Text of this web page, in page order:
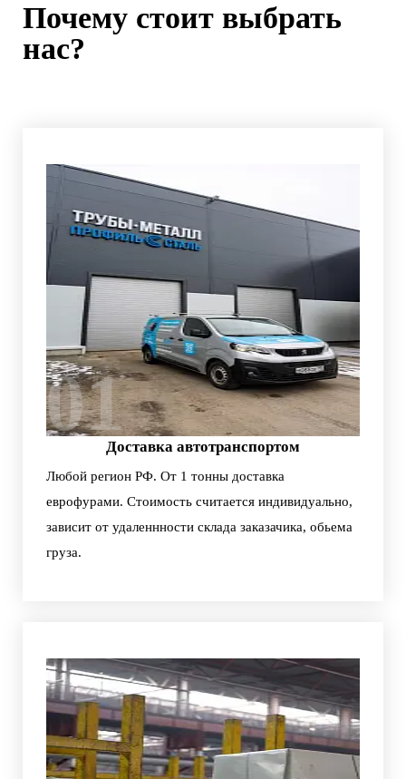
Почему стоит выбрать
нас?
01Доставка автотранспортом
Любой регион РФ. От 1 тонны доставка
еврофурами. Стоимость считается индивидуально,
зависит от удаленнности склада заказачика, обьема
груза.